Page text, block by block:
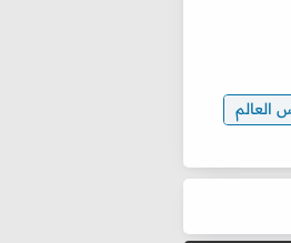
العالم